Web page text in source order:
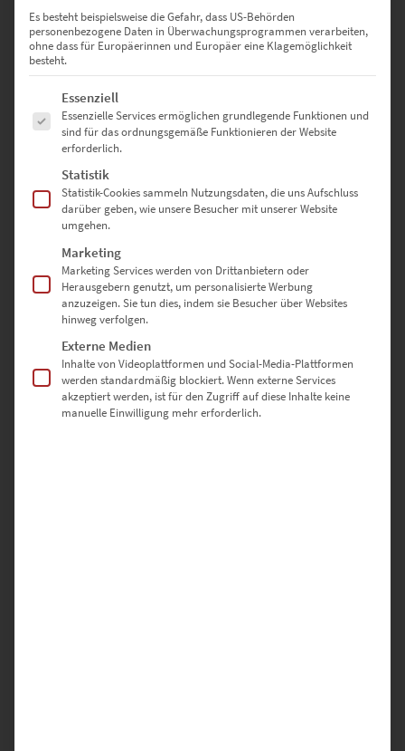
benötigt einen größeren Abstand für die Betrachtung. Die Freiheit
gewährt die Architektur im Eingangsbereich meist nicht. Besser
geeignet sind deshalb kleinformatige Bilder für den schmalen Flur.
Wenn du dafür eine Serie wählst und die Exemplare im identischen
Inspirierend sind unsere
Metropolen-Highlights als kleine Planeten inszenieren.
Quellen der Ruhe – idyllische
Bilder für den Eingangsbereich
Der Berufsalltag ist genauso hektisch wie die City.
Willkommen ist
ein harmonisierendes Kontrastprogramm, sobald man das
Zuhause betritt. Den Wunsch erfüllen dir Wandbilder für den Flur
mit harmonischen Naturansichten.
du für die Gestaltungsidee beispielsweise die Fotokunstwerke:
Grand Canyon 360,
Bodensee Überlingen,
Hohenheim Fields und
Home of the Gods.
Es besteht beispielsweise die Gefahr, dass US-Behörden
personenbezogene Daten in Überwachungsprogrammen verarbeiten,
ohne dass für Europäerinnen und Europäer eine Klagemöglichkeit
besteht.
Es folgt eine Liste der Service-Gruppen, für die eine Einwilligung
Essenziell
Essenzielle Services ermöglichen grundlegende Funktionen und
sind für das ordnungsgemäße Funktionieren der Website
erforderlich.
Statistik
Statistik-Cookies sammeln Nutzungsdaten, die uns Aufschluss
darüber geben, wie unsere Besucher mit unserer Website
umgehen.
Marketing
Marketing Services werden von Drittanbietern oder
Herausgebern genutzt, um personalisierte Werbung
anzuzeigen. Sie tun dies, indem sie Besucher über Websites
hinweg verfolgen.
Externe Medien
Inhalte von Videoplattformen und Social-Media-Plattformen
werden standardmäßig blockiert. Wenn externe Services
akzeptiert werden, ist für den Zugriff auf diese Inhalte keine
manuelle Einwilligung mehr erforderlich.